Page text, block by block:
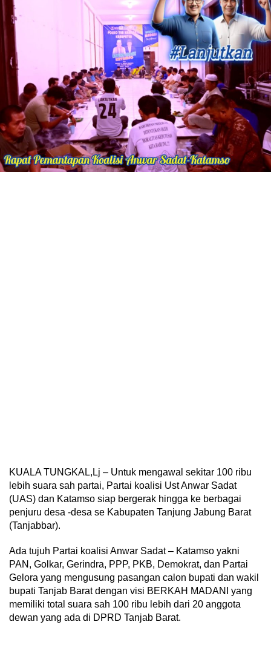
KUALA TUNGKAL,Lj – Untuk mengawal sekitar 100 ribu
lebih suara sah partai, Partai koalisi Ust Anwar Sadat
(UAS) dan Katamso siap bergerak hingga ke berbagai
penjuru desa -desa se Kabupaten Tanjung Jabung Barat
(Tanjabbar).
Ada tujuh Partai koalisi Anwar Sadat – Katamso yakni
PAN, Golkar, Gerindra, PPP, PKB, Demokrat, dan Partai
Gelora yang mengusung pasangan calon bupati dan wakil
bupati Tanjab Barat dengan visi BERKAH MADANI yang
memiliki total suara sah 100 ribu lebih dari 20 anggota
dewan yang ada di DPRD Tanjab Barat.